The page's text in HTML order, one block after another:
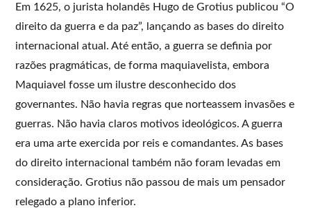
Em 1625, o jurista holandês Hugo de Grotius publicou “O
direito da guerra e da paz”, lançando as bases do direito
internacional atual. Até então, a guerra se definia por
razões pragmáticas, de forma maquiavelista, embora
Maquiavel fosse um ilustre desconhecido dos
governantes. Não havia regras que norteassem invasões e
guerras. Não havia claros motivos ideológicos. A guerra
era uma arte exercida por reis e comandantes. As bases
do direito internacional também não foram levadas em
consideração. Grotius não passou de mais um pensador
relegado a plano inferior.